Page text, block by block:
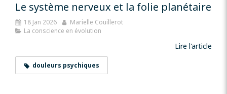
Le système nerveux et la folie planétaire
18 Jan 2026
Marielle Couillerot
La conscience en évolution
Lire l'article
douleurs psychiques